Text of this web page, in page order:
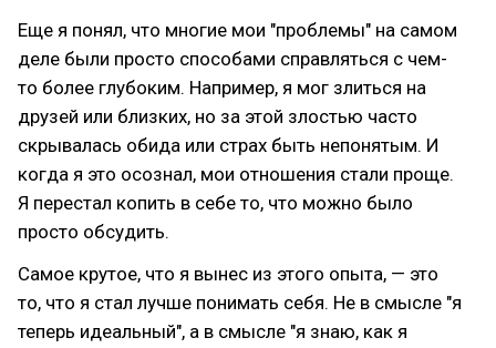
Еще я понял, что многие мои "проблемы" на самом
деле были просто способами справляться с чем-
то более глубоким. Например, я мог злиться на
друзей или близких, но за этой злостью часто
скрывалась обида или страх быть непонятым. И
когда я это осознал, мои отношения стали проще.
Я перестал копить в себе то, что можно было
просто обсудить.
Самое крутое, что я вынес из этого опыта, — это
то, что я стал лучше понимать себя. Не в смысле "я
теперь идеальный", а в смысле "я знаю, как я